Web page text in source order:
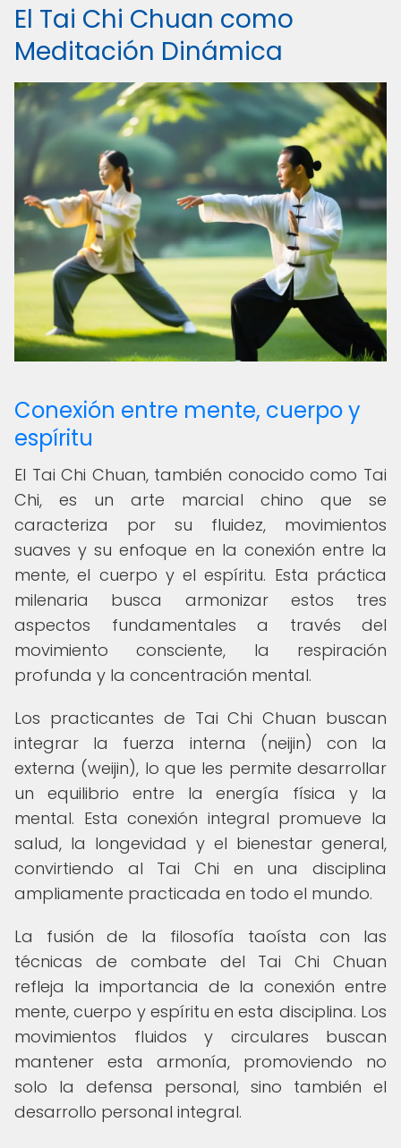
El Tai Chi Chuan como
Meditación Dinámica
Conexión entre mente, cuerpo y
espíritu
El Tai Chi Chuan, también conocido como Tai
Chi, es un arte marcial chino que se
caracteriza por su fluidez, movimientos
suaves y su enfoque en la conexión entre la
mente, el cuerpo y el espíritu. Esta práctica
milenaria busca armonizar estos tres
aspectos fundamentales a través del
movimiento consciente, la respiración
profunda y la concentración mental.
Los practicantes de Tai Chi Chuan buscan
integrar la fuerza interna (neijin) con la
externa (weijin), lo que les permite desarrollar
un equilibrio entre la energía física y la
mental. Esta conexión integral promueve la
salud, la longevidad y el bienestar general,
convirtiendo al Tai Chi en una disciplina
ampliamente practicada en todo el mundo.
La fusión de la filosofía taoísta con las
técnicas de combate del Tai Chi Chuan
refleja la importancia de la conexión entre
mente, cuerpo y espíritu en esta disciplina. Los
movimientos fluidos y circulares buscan
mantener esta armonía, promoviendo no
solo la defensa personal, sino también el
desarrollo personal integral.